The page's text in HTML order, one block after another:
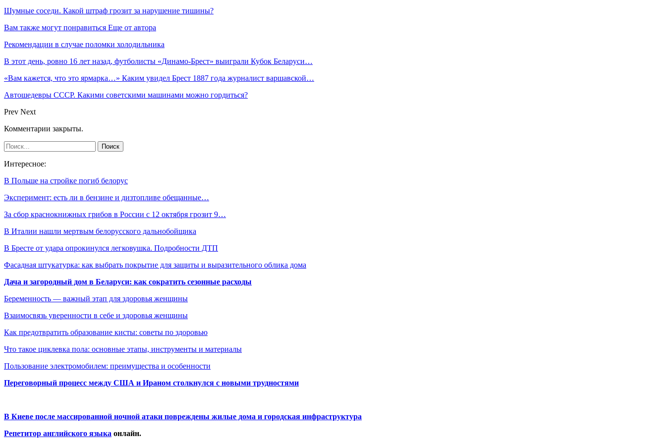
Шумные соседи. Какой штраф грозит за нарушение тишины?
Вам также могут понравиться Еще от автора
Рекомендации в случае поломки холодильника
В этот день, ровно 16 лет назад, футболисты «Динамо-Брест» выиграли Кубок Беларуси…
«Вам кажется, что это ярмарка…» Каким увидел Брест 1887 года журналист варшавской…
Автошедевры СССР. Какими советскими машинами можно гордиться?
Prev Next
Комментарии закрыты.
Интересное:
В Польше на стройке погиб белорус
Эксперимент: есть ли в бензине и дизтопливе обещанные…
За сбор краснокнижных грибов в России с 12 октября грозит 9…
В Италии нашли мертвым белорусского дальнобойщика
В Бресте от удара опрокинулся легковушка. Подробности ДТП
Фасадная штукатурка: как выбрать покрытие для защиты и выразительного облика дома
Дача и загородный дом в Беларуси: как сократить сезонные расходы
Беременность — важный этап для здоровья женщины
Взаимосвязь уверенности в себе и здоровья женщины
Как предотвратить образование кисты: советы по здоровью
Что такое циклевка пола: основные этапы, инструменты и материалы
Пользование электромобилем: преимущества и особенности
Переговорный процесс между США и Ираном столкнулся с новыми трудностями
В Киеве после массированной ночной атаки повреждены жилые дома и городская инфраструктура
Репетитор английского языка онлайн.